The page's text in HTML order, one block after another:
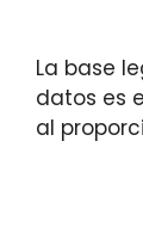
La base
datos es
al